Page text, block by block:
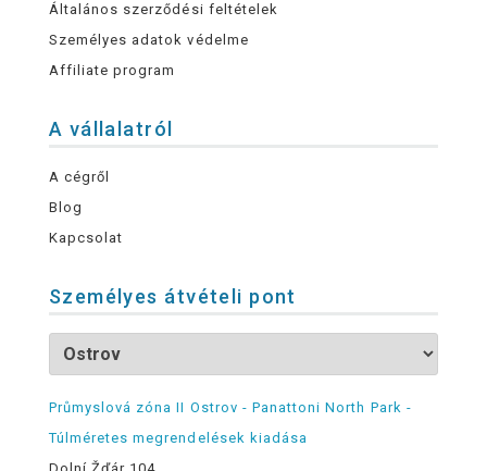
Általános szerződési feltételek
Személyes adatok védelme
Affiliate program
A vállalatról
A cégről
Blog
Kapcsolat
Személyes átvételi pont
Průmyslová zóna II Ostrov - Panattoni North Park -
Túlméretes megrendelések kiadása